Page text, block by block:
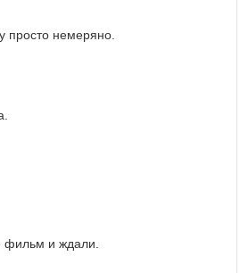
просто немеряно.
фильм и ждали.